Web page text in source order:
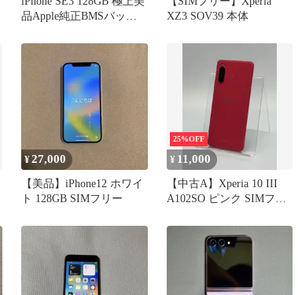
品Apple純正BMSバッテ
XZ3 SOV39 本体
¥27,000
【美品】iPhone12 ホワイ
ト 128GB SIMフリー
25%OFF
¥ 11,000
【中古A】Xperia 10 III
A102SO ピンク SIMフリ